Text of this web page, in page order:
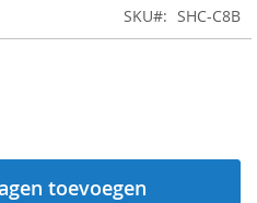
SKU SHC-C8B
toevoegen